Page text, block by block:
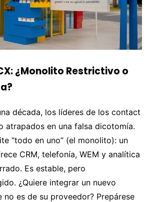
¿Monolito Restrictivo o
década, los líderes de los contact
atrapados en una falsa dicotomía.
“todo en uno” (el monolito): un
CRM, telefonía, WEM y analítica
Es estable, pero
¿Quiere integrar un nuevo
es de su proveedor? Prepárese